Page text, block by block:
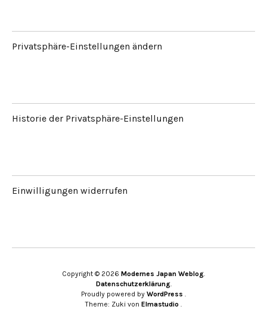
Privatsphäre-Einstellungen ändern
Historie der Privatsphäre-Einstellungen
Einwilligungen widerrufen
Copyright © 2026 Modernes Japan Weblog
Datenschutzerklärung
Proudly powered by WordPress
Theme: Zuki von Elmastudio